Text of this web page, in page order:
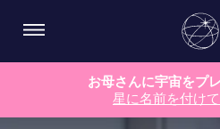
お母さんに宇宙をプ
星に名前を付け